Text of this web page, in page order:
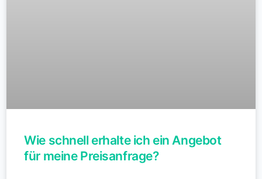
Wie schnell erhalte ich ein Angebot
für meine Preisanfrage?